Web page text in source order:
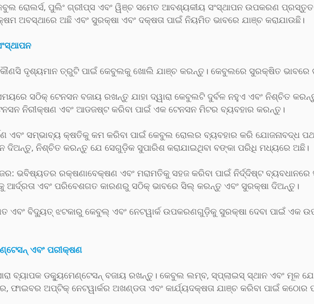
ରୋଲର୍ସ, ପୁଲିଂ ଗ୍ରୀପ୍ସ ଏବଂ ୱିଞ୍ଚ ସମେତ ଆବଶ୍ୟକୀୟ ସଂସ୍ଥାପନ ଉପକରଣ
ଅବସ୍ଥାରେ ଅଛି ଏବଂ ସୁରକ୍ଷା ଏବଂ ଦକ୍ଷତା ପାଇଁ ନିୟମିତ ଭାବରେ ଯାଞ୍ଚ କରାଯାଉଛି।
ଦୃଶ୍ୟମାନ ତ୍ରୁଟି ପାଇଁ କେବୁଲକୁ ଖୋଲି ଯାଞ୍ଚ କରନ୍ତୁ। କେବୁଲରେ ସୁରକ୍ଷିତ ଭାବରେ
ସଠିକ୍ ଟେନସନ ବଜାୟ ରଖନ୍ତୁ ଯାହା ଦ୍ୱାରା କେବୁଲଟି ଦୁର୍ବଳ ନହୁଏ ଏବଂ ନିଶ୍ଚିତ
ନିରୀକ୍ଷଣ ଏବଂ ଆଡଜଷ୍ଟ କରିବା ପାଇଁ ଏକ ଟେନସନ ମିଟର ବ୍ୟବହାର କରନ୍ତୁ।
ଏବଂ ସମ୍ଭାବ୍ୟ କ୍ଷତିକୁ କମ କରିବା ପାଇଁ କେବୁଲ ରୋଲର ବ୍ୟବହାର କରି ଯୋଜନାବଦ୍ଧ
ନିଶ୍ଚିତ କରନ୍ତୁ ଯେ ସେଗୁଡ଼ିକ ସୁପାରିଶ କରାଯାଇଥିବା ବଙ୍କା ପରିଧି ମଧ୍ୟରେ ଅଛି।
ଭବିଷ୍ୟତର ରକ୍ଷଣାବେକ୍ଷଣ ଏବଂ ମରାମତିକୁ ସହଜ କରିବା ପାଇଁ ନିର୍ଦ୍ଦିଷ୍ଟ
ଏବଂ ପରିବେଶଗତ କାରଣରୁ ସଠିକ୍ ଭାବରେ ସିଲ୍ କରନ୍ତୁ ଏବଂ ସୁରକ୍ଷା ଦିଅନ୍ତୁ।
ଏବଂ ବିଦ୍ୟୁତ୍ ଝଟକାରୁ କେବୁଲ୍ ଏବଂ ନେଟୱାର୍କ ଉପକରଣଗୁଡ଼ିକୁ ସୁରକ୍ଷା ଦେବା ପାଇଁ ଏକ
ଏବଂ ପରୀକ୍ଷଣ
ବ୍ୟାପକ ଡକ୍ୟୁମେଣ୍ଟେସନ୍ ବଜାୟ ରଖନ୍ତୁ। କେବୁଲ ଲମ୍ବ, ସ୍ପ୍ଲାଇସ୍ ସ୍ଥାନ ଏବଂ ମୂଳ
ଫାଇବର ଅପ୍ଟିକ୍ ନେଟୱାର୍କର ଅଖଣ୍ଡତା ଏବଂ କାର୍ଯ୍ୟଦକ୍ଷତା ଯାଞ୍ଚ କରିବା ପାଇଁ